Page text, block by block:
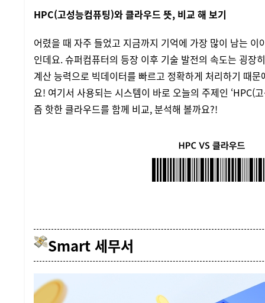
HPC(고성능컴퓨팅)와 클라우드 뜻, 비교 해 보기
어렸을 때 자주 들었고 지금까지 기억에 가장 많이 남는 이
인데요. 슈퍼컴퓨터의 등장 이후 기술 발전의 속도는 굉장
계산 능력으로 빅데이터를 빠르고 정확하게 처리하기 때
요! 여기서 사용되는 시스템이 바로 오늘의 주제인 ‘HPC(
즘 핫한 클라우드를 함께 비교, 분석해 볼까요?!
Smart 세무서